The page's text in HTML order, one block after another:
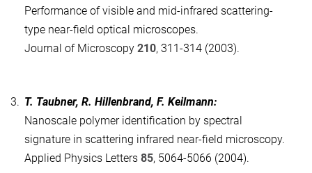
Performance of visible and mid-infrared scattering-
type near-field optical microscopes.
Journal of Microscopy 210, 311-314 (2003).
3. T. Taubner, R. Hillenbrand, F. Keilmann:
Nanoscale polymer identification by spectral
signature in scattering infrared near-field microscopy.
Applied Physics Letters 85, 5064-5066 (2004).